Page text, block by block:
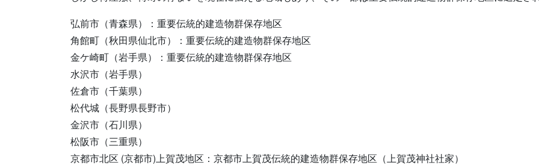
弘前市（青森県）：重要伝統的建造物群保存地区
角館町（秋田県仙北市）：重要伝統的建造物群保存地区
金ケ崎町（岩手県）：重要伝統的建造物群保存地区
水沢市（岩手県）
佐倉市（千葉県）
松代城（長野県長野市）
金沢市（石川県）
松阪市（三重県）
京都市北区 (京都市)上賀茂地区：京都市上賀茂伝統的建造物群保存地区（上賀茂神社社家）